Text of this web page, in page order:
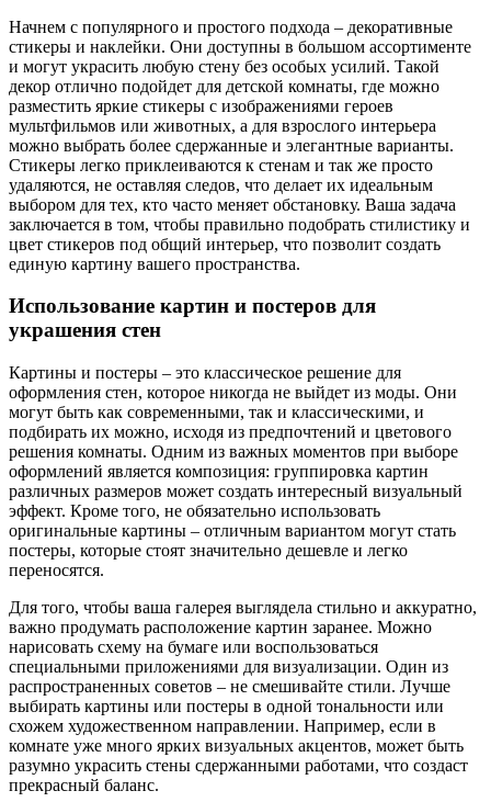
Начнем с популярного и простого подхода – декоративные
стикеры и наклейки. Они доступны в большом ассортименте
и могут украсить любую стену без особых усилий. Такой
декор отлично подойдет для детской комнаты, где можно
разместить яркие стикеры с изображениями героев
мультфильмов или животных, а для взрослого интерьера
можно выбрать более сдержанные и элегантные варианты.
Стикеры легко приклеиваются к стенам и так же просто
удаляются, не оставляя следов, что делает их идеальным
выбором для тех, кто часто меняет обстановку. Ваша задача
заключается в том, чтобы правильно подобрать стилистику и
цвет стикеров под общий интерьер, что позволит создать
единую картину вашего пространства.
Использование картин и постеров для
украшения стен
Картины и постеры – это классическое решение для
оформления стен, которое никогда не выйдет из моды. Они
могут быть как современными, так и классическими, и
подбирать их можно, исходя из предпочтений и цветового
решения комнаты. Одним из важных моментов при выборе
оформлений является композиция: группировка картин
различных размеров может создать интересный визуальный
эффект. Кроме того, не обязательно использовать
оригинальные картины – отличным вариантом могут стать
постеры, которые стоят значительно дешевле и легко
переносятся.
Для того, чтобы ваша галерея выглядела стильно и аккуратно,
важно продумать расположение картин заранее. Можно
нарисовать схему на бумаге или воспользоваться
специальными приложениями для визуализации. Один из
распространенных советов – не смешивайте стили. Лучше
выбирать картины или постеры в одной тональности или
схожем художественном направлении. Например, если в
комнате уже много ярких визуальных акцентов, может быть
разумно украсить стены сдержанными работами, что создаст
прекрасный баланс.